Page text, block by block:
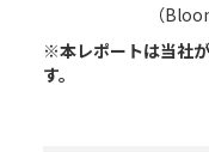
（
※本レポートは当社
す。